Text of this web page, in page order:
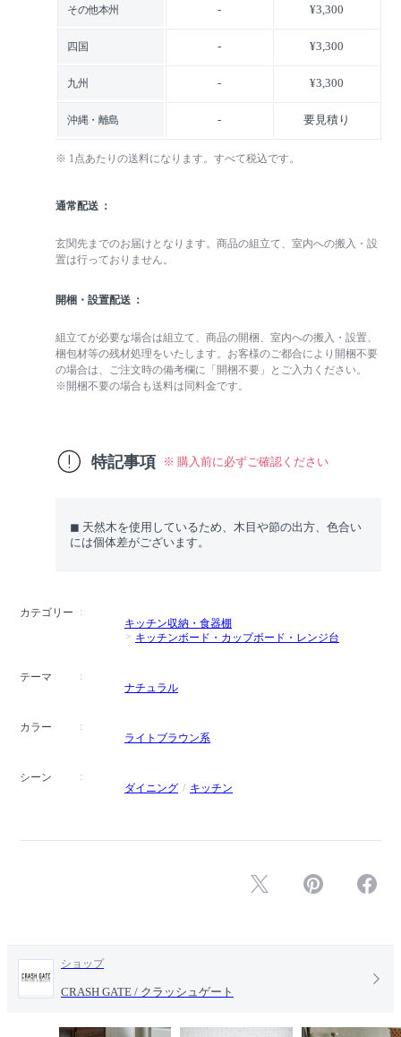
その他本州 - ¥3,300
四国 - ¥3,300
九州 - ¥3,300
沖縄・離島 - 要見積り
※ 1点あたりの送料になります。すべて税込です。
通常配送
玄関先までのお届けとなります。商品の組立て、室内への搬入・設
置は行っておりません。
開梱・設置配送
組立てが必要な場合は組立て、商品の開梱、室内への搬入・設置、
梱包材等の残材処理をいたします。お客様のご都合により開梱不要
の場合は、ご注文時の備考欄に「開梱不要」とご入力ください。
※開梱不要の場合も送料は同料金です。
特記事項 ※ 購入前に必ずご確認ください
◼︎ 天然木を使用しているため、木目や節の出方、色合い
には個体差がございます。
カテゴリー
キッチン収納・食器棚
キッチンボード・カップボード・レンジ台
テーマ
ナチュラル
カラー
ライトブラウン系
シーン
ダイニング
キッチン
ショップ
CRASH GATE / クラッシュゲート